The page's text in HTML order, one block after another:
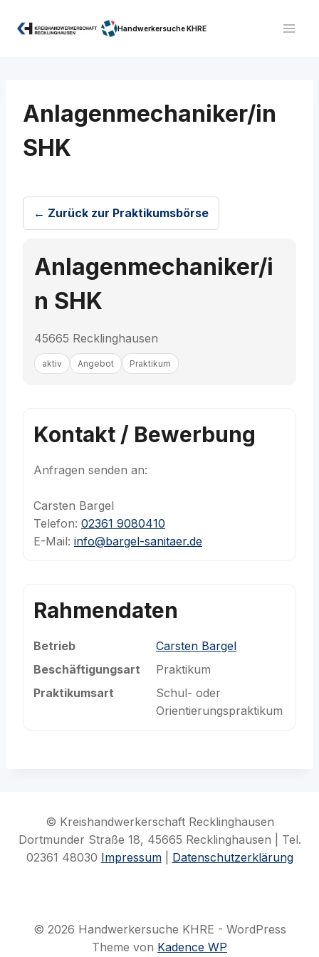
Inhalt
Handwerkersuche KHRE
Anlagenmechaniker/in
SHK
← Zurück zur Praktikumsbörse
Anlagenmechaniker/i
n SHK
45665 Recklinghausen
aktiv Angebot Praktikum
Kontakt / Bewerbung
Anfragen senden an:
Carsten Bargel
Telefon: 02361 9080410
E-Mail: info@bargel-sanitaer.de
Rahmendaten
Betrieb
Carsten Bargel
Beschäftigungsart
Praktikum
Praktikumsart
Schul- oder
Orientierungspraktikum
© Kreishandwerkerschaft Recklinghausen
Dortmunder Straße 18, 45665 Recklinghausen | Tel.
02361 48030 Impressum| Datenschutzerklärung
© 2026 Handwerkersuche KHRE - WordPress
Theme von Kadence WP